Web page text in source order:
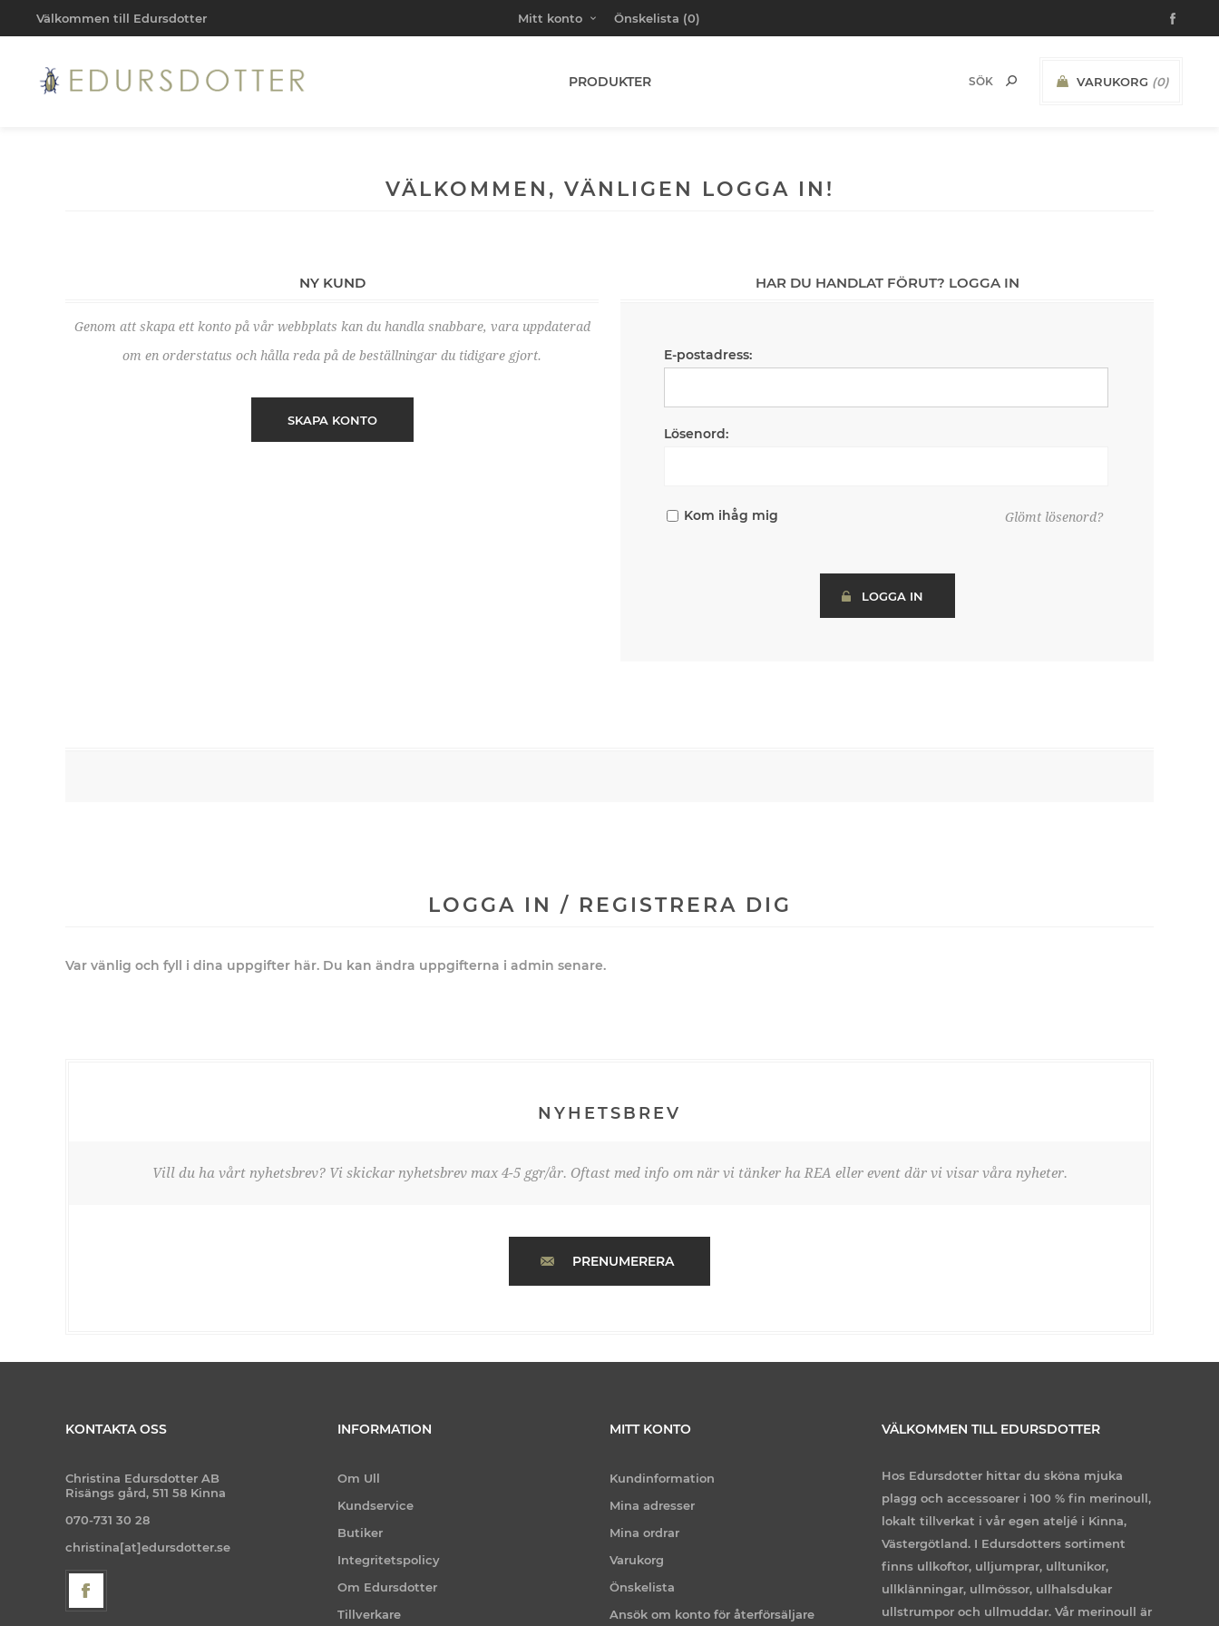
Välkommen till Edursdotter Mitt konto Önskelista (0)
VARUKORG (0)
PRODUKTER
VÄLKOMMEN, VÄNLIGEN LOGGA IN!
NY KUND
Genom att skapa ett konto på vår webbplats kan du handla snabbare, vara uppdaterad
om en orderstatus och hålla reda på de beställningar du tidigare gjort.
SKAPA KONTO
HAR DU HANDLAT FÖRUT? LOGGA IN
E-postadress:
Lösenord:
Kom ihåg mig Glömt lösenord?
LOGGA IN
LOGGA IN / REGISTRERA DIG
Var vänlig och fyll i dina uppgifter här. Du kan ändra uppgifterna i admin senare.
NYHETSBREV
Vill du ha vårt nyhetsbrev? Vi skickar nyhetsbrev max 4-5 ggr/år. Oftast med info om när vi tänker ha REA eller event där vi visar våra nyheter.
PRENUMERERA
KONTAKTA OSS
Christina Edursdotter AB
Risängs gård, 511 58 Kinna
070-731 30 28
christina[at]edursdotter.se
INFORMATION
Om Ull
Kundservice
Butiker
Integritetspolicy
Om Edursdotter
Tillverkare
MITT KONTO
Kundinformation
Mina adresser
Mina ordrar
Varukorg
Önskelista
Ansök om konto för återförsäljare
VÄLKOMMEN TILL EDURSDOTTER
Hos Edursdotter hittar du sköna mjuka
plagg och accessoarer i 100 % fin merinoull,
lokalt tillverkat i vår egen ateljé i Kinna,
Västergötland. I Edursdotters sortiment
finns ullkoftor, ulljumprar, ulltunikor,
ullklänningar, ullmössor, ullhalsdukar
ullstrumpor och ullmuddar. Vår merinoull är